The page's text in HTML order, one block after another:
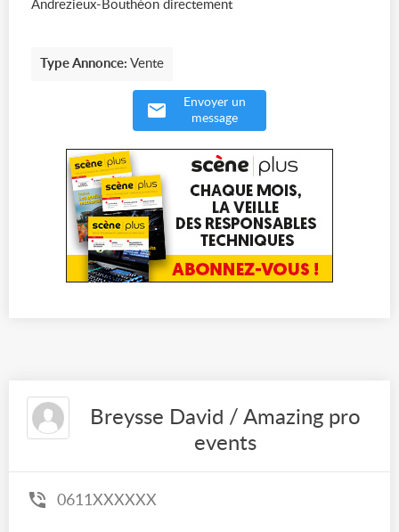
Andrezieux-Bouthéon directement
Type Annonce: Vente
Envoyer un
message
Breysse David / Amazing pro
events
0611XXXXXX